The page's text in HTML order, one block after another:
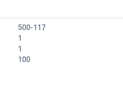
500-117
1
1
100